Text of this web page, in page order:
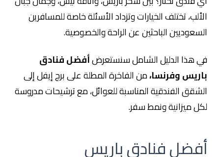
الألب، تختلف الخيارات وتزداد الأسئلة خاصة للمسافرين
السعوديين الباحثين عن الراحة والخصوصية.
في هذا الدليل الشامل سنستعرضأفضل فنادق
باريس وفرنسا،من الفاخرة المطلة على برج إيفل إلى
الشقق الفندقية المناسبة للعوائل، مع ترشيحات مدروسة
لكل ميزانية ونمط سفر.
أفضل فنادق باريس